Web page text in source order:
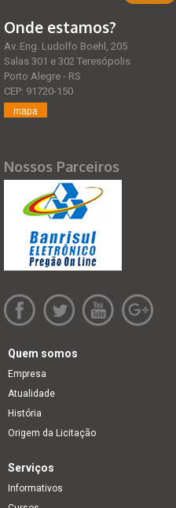
Onde estamos?
Av. Eng. Ludolfo Boehl, 205
Salas 301 e 302 Teresópolis
Porto Alegre - RS
CEP: 91720-150
mapa
Nossos Parceiros
Quem somos
Empresa
Atualidade
História
Origem da Licitação
Serviços
Informativos